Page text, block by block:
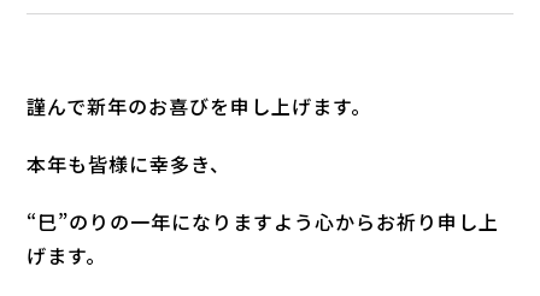
謹んで新年のお喜びを申し上げます。
本年も皆様に幸多き、
“巳”のりの一年になりますよう心からお祈り申し上
げます。